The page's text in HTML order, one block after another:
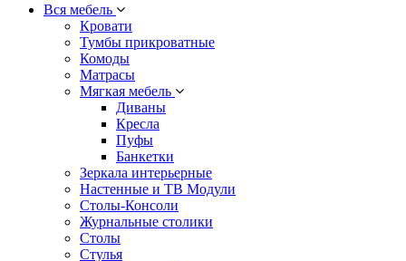
Вся мебель
Кровати
Тумбы прикроватные
Комоды
Матрасы
Мягкая мебель
Диваны
Кресла
Пуфы
Банкетки
Зеркала интерьерные
Настенные и ТВ Модули
Столы-Консоли
Журнальные столики
Столы
Стулья